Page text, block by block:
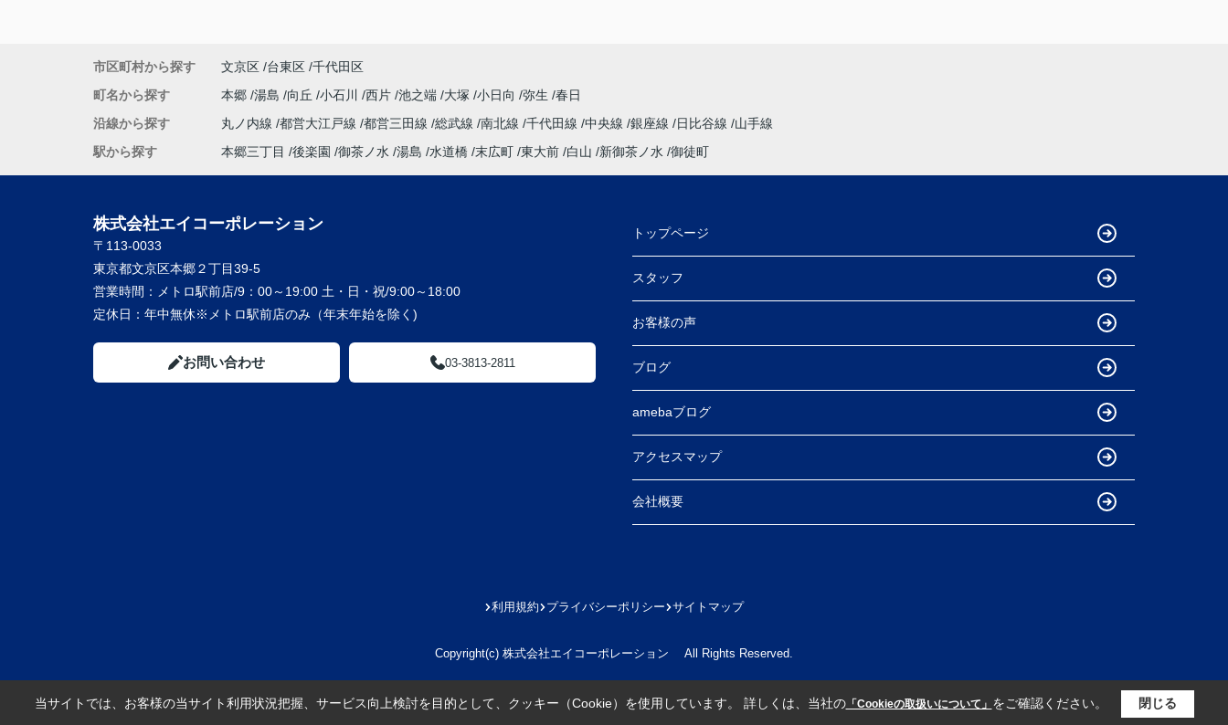
市区町村から探す 文京区 台東区 千代田区
町名から探す
本郷 湯島 向丘 小石川 西片 池之端 大塚 小日向 弥生 春日
沿線から探す
丸ノ内線 都営大江戸線 都営三田線 総武線 南北線 千代田線 中央線 銀座線 日比谷線
山手線
駅から探す
本郷三丁目 後楽園 御茶ノ水 湯島 水道橋 末広町 東大前 白山 新御茶ノ水 御徒町
株式会社エイコーポレーション
〒113-0033
東京都文京区本郷２丁目39-5
営業時間：
メトロ駅前店/9：00～19:00 土・日・祝/9:00～18:00
定休日： 年中無休※メトロ駅前店のみ（年末年始を除く)
お問い合わせ 03-3813-2811
トップページ
スタッフ
お客様の声
ブログ
amebaブログ
アクセスマップ
会社概要
利用規約 プライバシーポリシー サイトマップ
Copyright(c) 株式会社エイコーポレーション All Rights Reserved.
当サイトでは、お客様の当サイト利用状況把握、サービス向上検討を目的として、クッキー（Cookie）を使用しています。 詳しくは、当社の「Cookieの取扱いについて」 をご確認ください。 閉じる